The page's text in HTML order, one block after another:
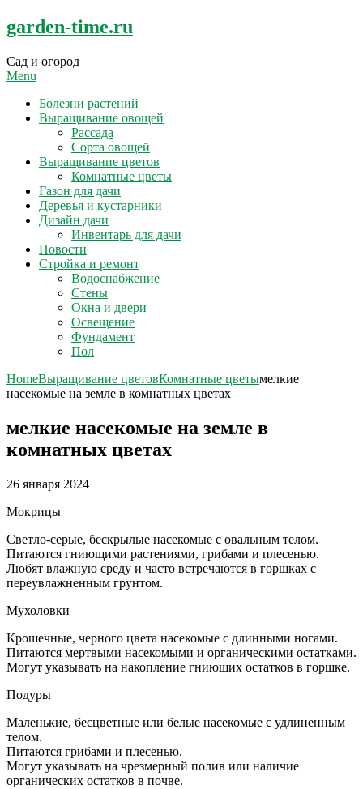
Skip
to
garden-time.ru
Сад и огород
Menu
Болезни растений
Выращивание овощей
Рассада
Сорта овощей
Выращивание цветов
Комнатные цветы
Газон для дачи
Деревья и кустарники
Дизайн дачи
Инвентарь для дачи
Новости
Стройка и ремонт
Водоснабжение
Стены
Окна и двери
Освещение
Фундамент
Пол
HomeВыращивание цветовКомнатные цветымелкие
насекомые на земле в комнатных цветах
мелкие насекомые на земле в
комнатных цветах
26 января 2024
Мокрицы
Светло-серые, бескрылые насекомые с овальным телом.
Питаются гниющими растениями, грибами и плесенью.
Любят влажную среду и часто встречаются в горшках с
переувлажненным грунтом.
Мухоловки
Крошечные, черного цвета насекомые с длинными ногами.
Питаются мертвыми насекомыми и органическими остатками.
Могут указывать на накопление гниющих остатков в горшке.
Подуры
Маленькие, бесцветные или белые насекомые с удлиненным
телом.
Питаются грибами и плесенью.
Могут указывать на чрезмерный полив или наличие
органических остатков в почве.